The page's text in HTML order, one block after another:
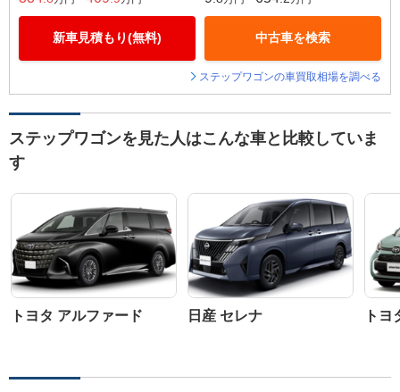
新車見積もり(無料) 中古車を検索
ステップワゴンの車買取相場を調べる
ステップワゴンを見た人はこんな車と比較していま
す
トヨタ アルファード 日産 セレナ ト